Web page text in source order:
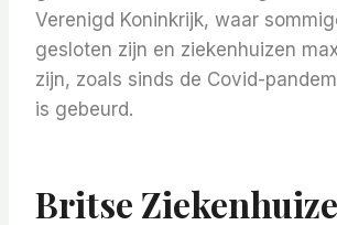
Verenigd Koninkrijk, waar
gesloten zijn en ziekenhuizen
zijn, zoals sinds de Covid-
is gebeurd.
Britse